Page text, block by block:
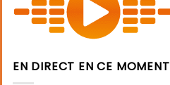
EN DIRECT EN CE MOMENT